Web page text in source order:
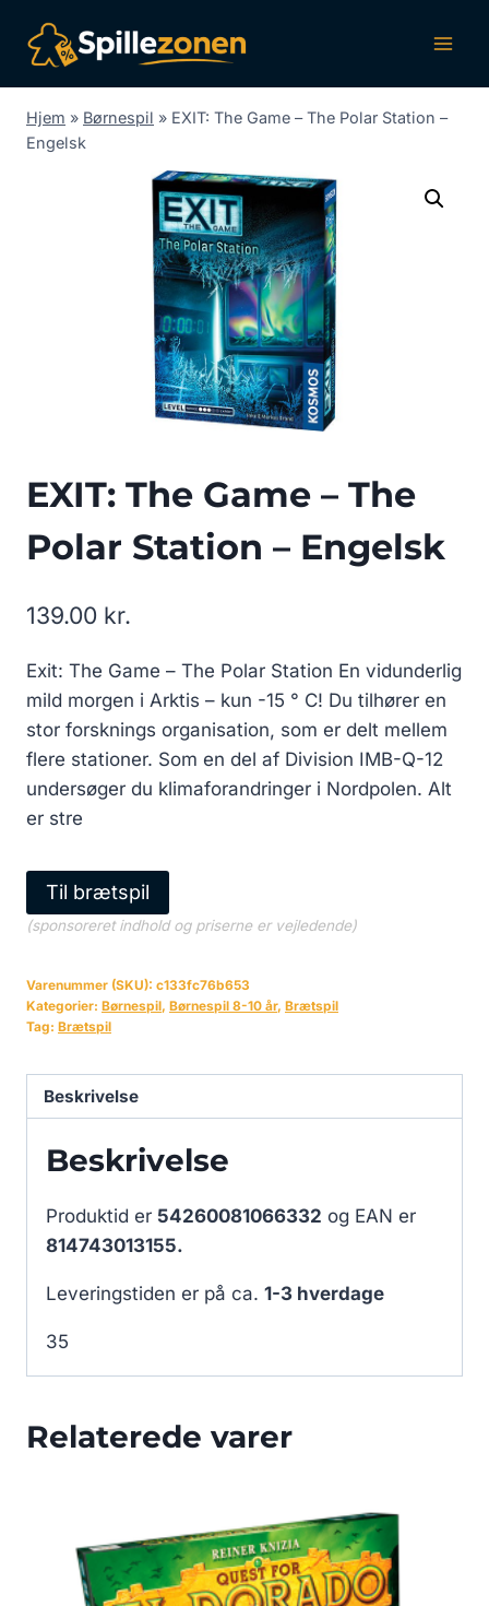
indhold
Hjem » Børnespil » EXIT: The Game – The Polar Station –
Engelsk
EXIT: The Game – The
Polar Station – Engelsk
139.00 kr.
Exit: The Game – The Polar Station En vidunderlig
mild morgen i Arktis – kun -15 ° C! Du tilhører en
stor forsknings organisation, som er delt mellem
flere stationer. Som en del af Division IMB-Q-12
undersøger du klimaforandringer i Nordpolen. Alt
er stre
Til brætspil
(sponsoreret indhold og priserne er vejledende)
Varenummer (SKU): c133fc76b653
Kategorier: Børnespil, Børnespil 8-10 år, Brætspil
Tag: Brætspil
Beskrivelse
Beskrivelse
Produktid er 54260081066332 og EAN er
814743013155.
Leveringstiden er på ca. 1-3 hverdage
35
Relaterede varer